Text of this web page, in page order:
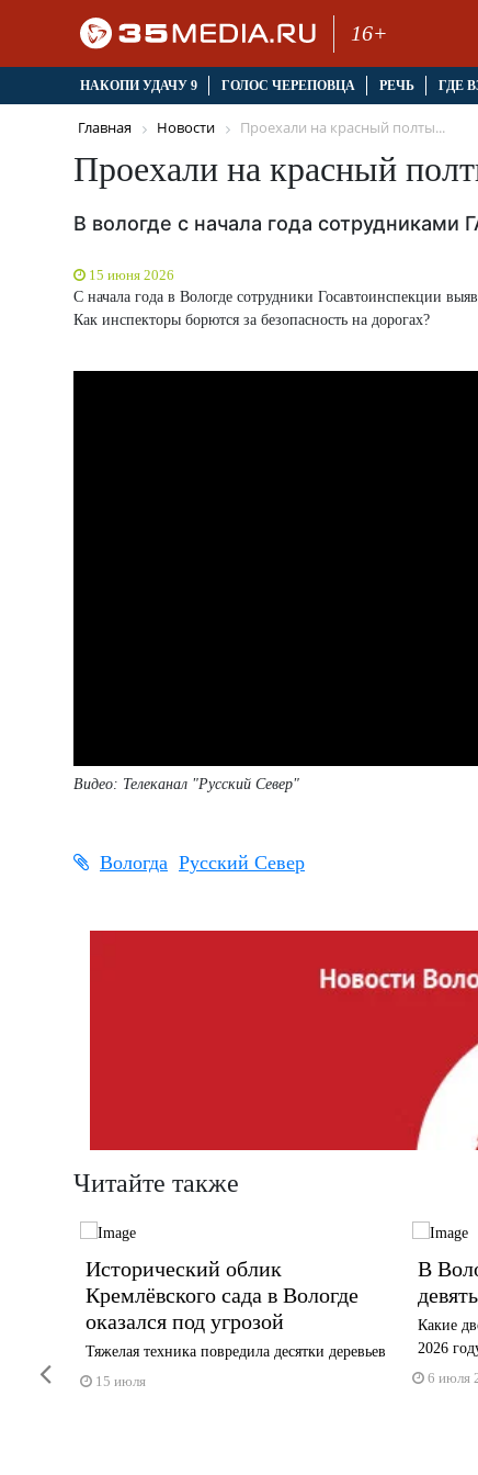
16+
НАКОПИ УДАЧУ 9 ГОЛОС ЧЕРЕПОВЦА РЕЧЬ ГДЕ
Главная Новости Проехали на красный полты...
Проехали на красный
В вологде с начала года
15 июня 2026
С начала года в Вологде сотрудники Госавтоинспекции
Как инспекторы борются за безопасность на дорогах?
Видео: Телеканал "Русский Север"
Вологда Русский Север
Читайте также
️Исторический облик
Кремлёвского сада в Вологде
оказался под угрозой
Тяжелая техника повредила десятки деревьев
15 июля
В
Какие
2026
6 июля